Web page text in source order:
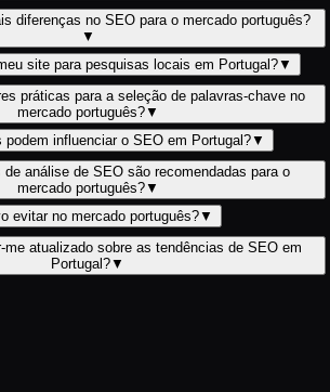
diferenças no SEO para o mercado português?
▼
site para pesquisas locais em Portugal?▼
práticas para a seleção de palavras-chave no
mercado português?▼
influenciar o SEO em Portugal?▼
análise de SEO são recomendadas para o
mercado português?▼
evitar no mercado português?▼
me atualizado sobre as tendências de SEO em
Portugal?▼